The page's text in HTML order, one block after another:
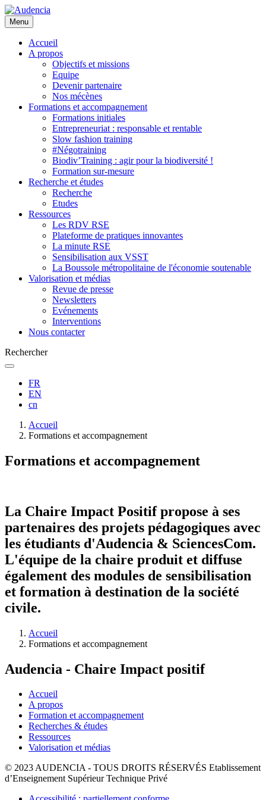
Aller
au
contenu
principal
Menu
Accueil
A propos
Objectifs et missions
Equipe
Devenir partenaire
Nos mécènes
Formations et accompagnement
Formations initiales
Entrepreneuriat : responsable et rentable
Slow fashion training
#Négotraining
Biodiv’Training : agir pour la biodiversité !
Formation sur-mesure
Recherche et études
Recherche
Etudes
Ressources
Les RDV RSE
Plateforme de pratiques innovantes
La minute RSE
Sensibilisation aux VSST
La Boussole métropolitaine de l'économie soutenable
Valorisation et médias
Revue de presse
Newsletters
Evénements
Interventions
Nous contacter
Rechercher
FR
EN
cn
d'Ariane
Accueil
Formations et accompagnement
Formations et accompagnement
La Chaire Impact Positif propose à ses
partenaires des projets pédagogiques avec
les étudiants d'Audencia & SciencesCom.
L'équipe de la chaire produit et diffuse
également des modules de sensibilisation
et formation à destination de la société
civile.
d'Ariane
Accueil
Formations et accompagnement
Audencia - Chaire Impact positif
Accueil
A propos
Formation et accompagnement
Recherches & études
Ressources
Valorisation et médias
© 2023 AUDENCIA - TOUS DROITS RÉSERVÉS Etablissement
d’Enseignement Supérieur Technique Privé